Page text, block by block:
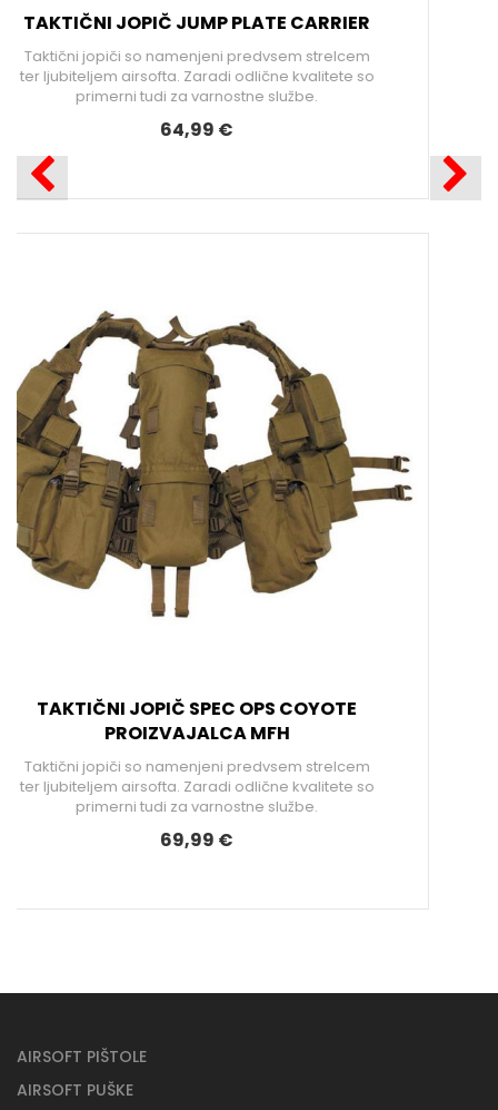
164,99 €
AIRSOFT PIŠTOLE
AIRSOFT PUŠKE